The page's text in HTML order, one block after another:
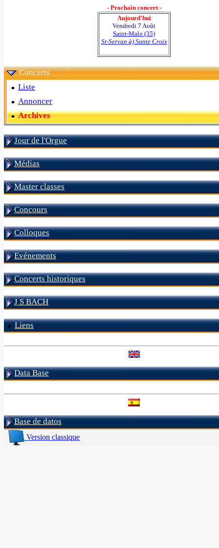
- Prochain concert -
Aujourd'hui
Vendredi 7 Août
Saint-Malo (35)
St-Servan à) Sante Croix
Concerts
Liste
Annoncer
Archives
Jour de l'Orgue
Médias
Master classes
Concours
Colloques
Evénements
Concerts historiques
J S BACH
Liens
Data Base
Base de datos
Version classique